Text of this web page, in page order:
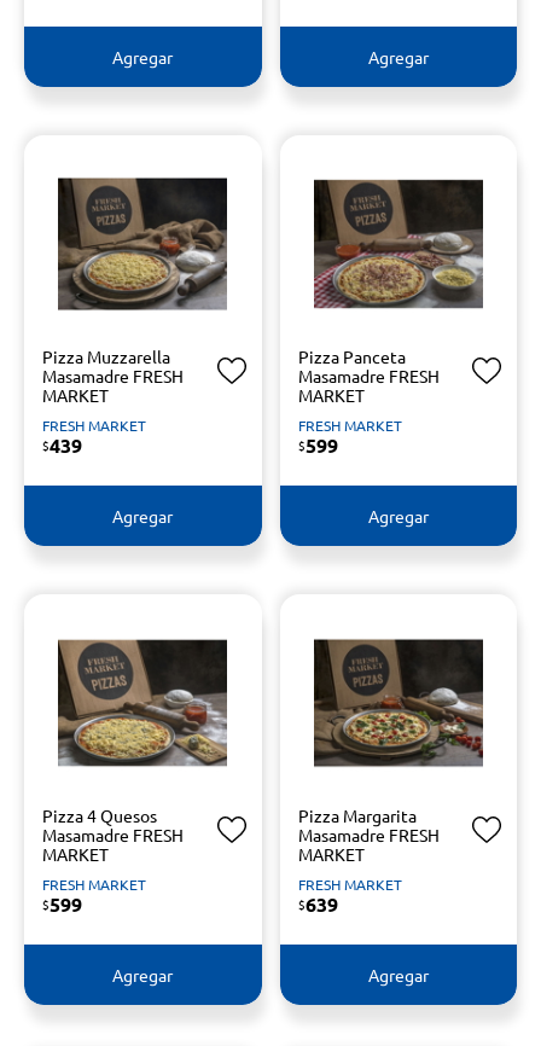
Agregar Agregar
Pizza Muzzarella
Masamadre FRESH
MARKET
FRESH MARKET
$439
Agregar
Pizza Panceta
Masamadre FRESH
MARKET
FRESH MARKET
$599
Agregar
Pizza 4 Quesos
Masamadre FRESH
MARKET
FRESH MARKET
$599
Agregar
Pizza Margarita
Masamadre FRESH
MARKET
FRESH MARKET
$639
Agregar